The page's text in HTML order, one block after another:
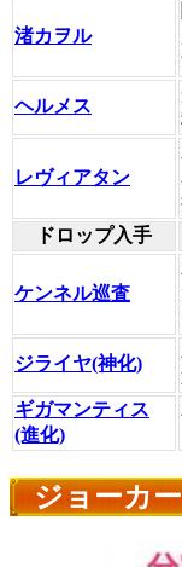
渚カヲル
ヘルメス
レヴィアタン
ドロップ入手
ケンネル巡査
ジライヤ(神化)
ギガマンティス
(進化)
ジョーカ